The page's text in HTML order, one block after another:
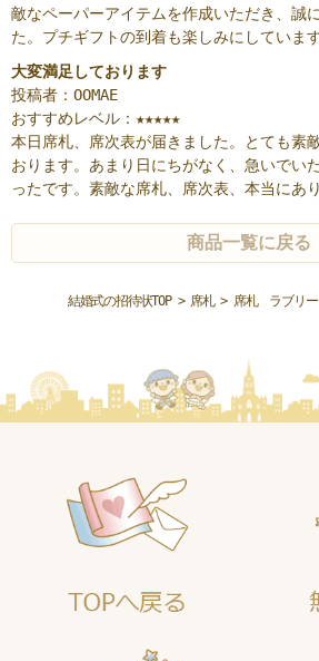
敵なペーパーアイテムを作成いただき、誠
た。プチギフトの到着も楽しみにしています
大変満足しております
投稿者：OOMAE
おすすめレベル： ★★★★★
本日席札、席次表が届きました。とても素
おります。あまり日にちがなく、急いでい
ったです。素敵な席札、席次表、本当にあ
商品一覧に戻る
結婚式の招待状TOP> 席札 > 席札 ラブリー